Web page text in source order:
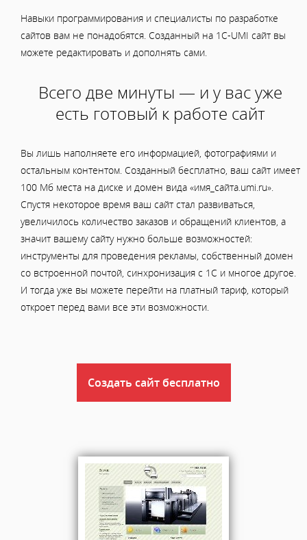
Навыки программирования и специалисты по разработке
сайтов вам не понадобятся. Созданный на 1C-UMI сайт вы
можете редактировать и дополнять сами.
Всего две минуты — и у вас уже
есть готовый к работе сайт
Вы лишь наполняете его информацией, фотографиями и
остальным контентом. Созданный бесплатно, ваш сайт имеет
100 Мб места на диске и домен вида «имя_сайта.umi.ru».
Спустя некоторое время ваш сайт стал развиваться,
увеличилось количество заказов и обращений клиентов, а
значит вашему сайту нужно больше возможностей:
инструменты для проведения рекламы, собственный домен
со встроенной почтой, синхронизация с 1С и многое другое.
И тогда уже вы можете перейти на платный тариф, который
откроет перед вами все эти возможности.
Создать сайт бесплатно